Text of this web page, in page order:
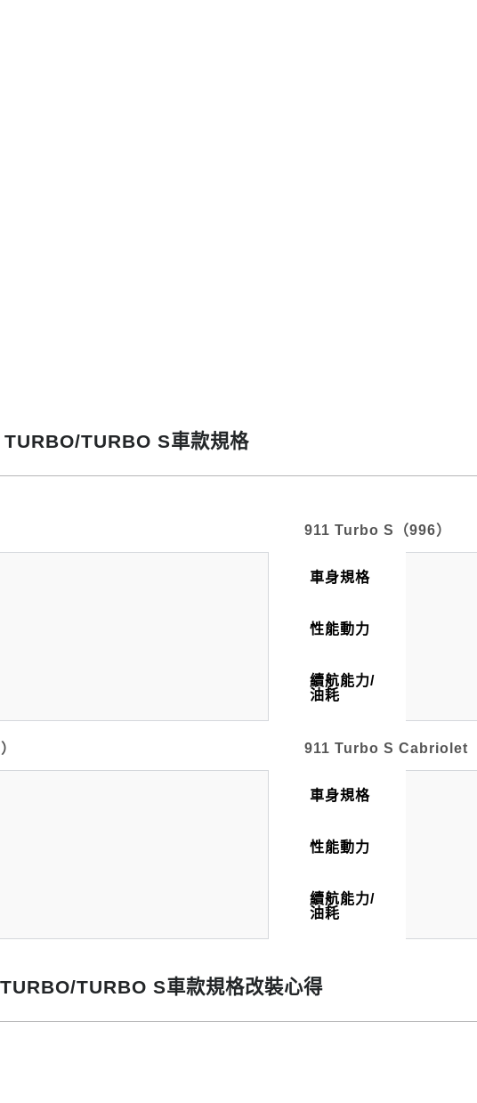
TURBO S車款規格
911 Turbo S（996）
車身規格
性能動力
續航能力/
油耗
911 Turbo S Cabriolet
車身規格
性能動力
續航能力/
油耗
TURBO S車款規格改裝心得